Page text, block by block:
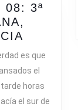
08: 3ª
3ª
SEMANA,
FRANCIA
es que
el
horas
el sur de